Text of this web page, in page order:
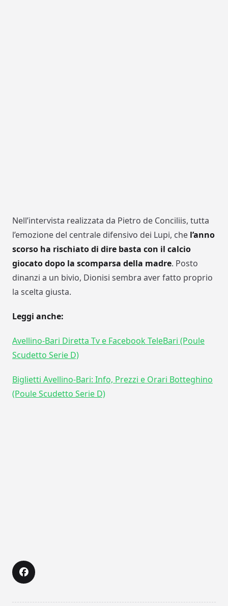
Nell’intervista realizzata da Pietro de Conciliis, tutta
l’emozione del centrale difensivo dei Lupi, che l’anno
scorso ha rischiato di dire basta con il calcio
giocato dopo la scomparsa della madre. Posto
dinanzi a un bivio, Dionisi sembra aver fatto proprio
la scelta giusta.
Leggi anche:
Avellino-Bari Diretta Tv e Facebook TeleBari (Poule
Scudetto Serie D)
Biglietti Avellino-Bari: Info, Prezzi e Orari Botteghino
(Poule Scudetto Serie D)